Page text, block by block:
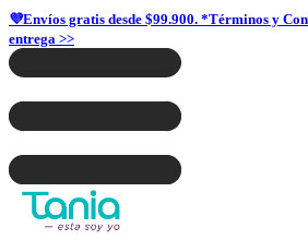
💜Envíos gratis desde $99.900. *Términos y
entrega >>